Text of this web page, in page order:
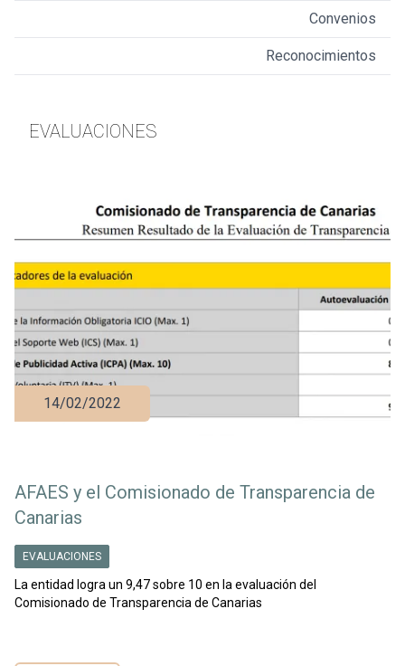
Convenios
Reconocimientos
EVALUACIONES
14/02/2022
AFAES y el Comisionado de Transparencia de
Canarias
EVALUACIONES
La entidad logra un 9,47 sobre 10 en la evaluación del
Comisionado de Transparencia de Canarias